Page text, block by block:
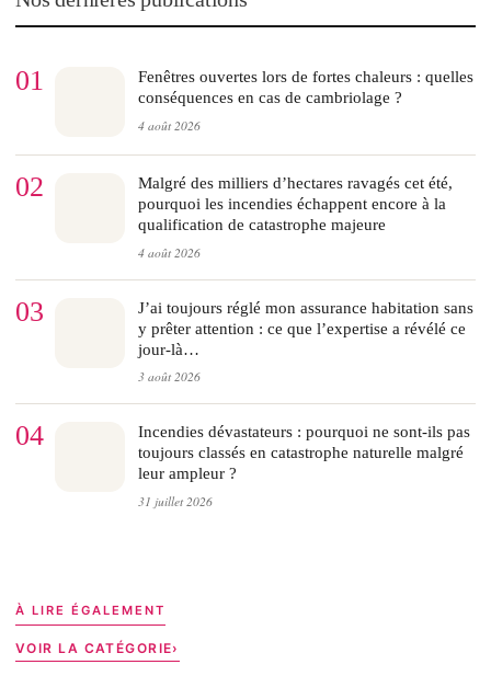
01
Fenêtres ouvertes lors de fortes chaleurs : quelles
conséquences en cas de cambriolage ?
4 août 2026
02
Malgré des milliers d’hectares ravagés cet été,
pourquoi les incendies échappent encore à la
qualification de catastrophe majeure
4 août 2026
03
J’ai toujours réglé mon assurance habitation sans
y prêter attention : ce que l’expertise a révélé ce
jour-là…
3 août 2026
04
Incendies dévastateurs : pourquoi ne sont-ils pas
toujours classés en catastrophe naturelle malgré
leur ampleur ?
31 juillet 2026
À LIRE ÉGALEMENT
VOIR LA CATÉGORIE